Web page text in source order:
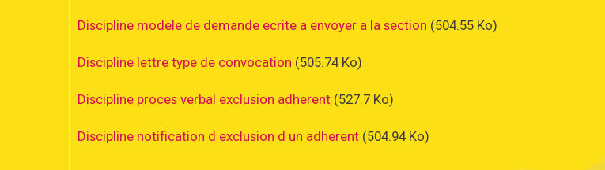
Discipline modele de demande ecrite a envoyer a la section (504.55 Ko)
Discipline lettre type de convocation (505.74 Ko)
Discipline proces verbal exclusion adherent (527.7 Ko)
Discipline notification d exclusion d un adherent (504.94 Ko)